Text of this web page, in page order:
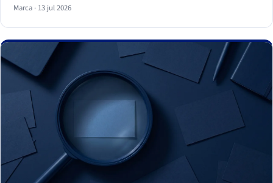
siempre va a ganar.
Marca · 13 jul 2026